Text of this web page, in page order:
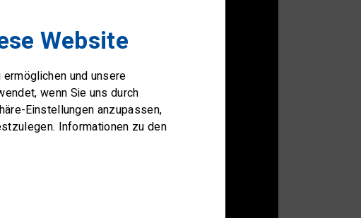
Website
und unsere
wenn Sie uns durch
Einstellungen anzupassen,
Informationen zu den